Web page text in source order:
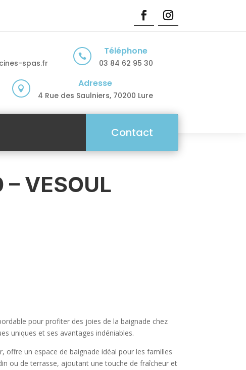
spas.fr
 Téléphone
03 84 62 95 30
 Adresse
4 Rue des Saulniers, 70200 Lure
Contact
– VESOUL
pour profiter des joies de la baignade chez
uniques et ses avantages indéniables.
un espace de baignade idéal pour les familles
ou de terrasse, ajoutant une touche de fraîcheur et